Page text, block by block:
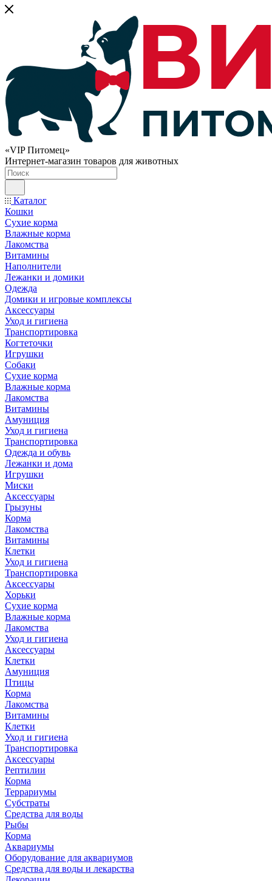
«VIP Питомец»
Интернет-магазин товаров для животных
Каталог
Кошки
Сухие корма
Влажные корма
Лакомства
Витамины
Наполнители
Лежанки и домики
Одежда
Домики и игровые комплексы
Аксессуары
Уход и гигиена
Транспортировка
Когтеточки
Игрушки
Собаки
Сухие корма
Влажные корма
Лакомства
Витамины
Амуниция
Уход и гигиена
Транспортировка
Одежда и обувь
Лежанки и дома
Игрушки
Миски
Аксессуары
Грызуны
Корма
Лакомства
Витамины
Клетки
Уход и гигиена
Транспортировка
Аксессуары
Хорьки
Сухие корма
Влажные корма
Лакомства
Уход и гигиена
Аксессуары
Клетки
Амуниция
Птицы
Корма
Лакомства
Витамины
Клетки
Уход и гигиена
Транспортировка
Аксессуары
Рептилии
Корма
Террариумы
Субстраты
Средства для воды
Рыбы
Корма
Аквариумы
Оборудование для аквариумов
Средства для воды и лекарства